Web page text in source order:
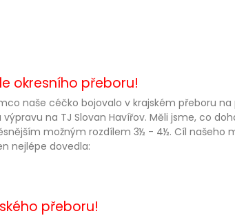
okresního přeboru!
naše céčko bojovalo v krajském přeboru
výpravu na TJ Slovan Havířov. Měli jsme, co
možným rozdílem 3½ - 4½. Cíl našeho
nejlépe dovedla:
přeboru!